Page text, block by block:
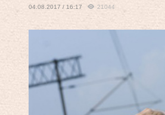
04.08.2017 / 16:17 21044